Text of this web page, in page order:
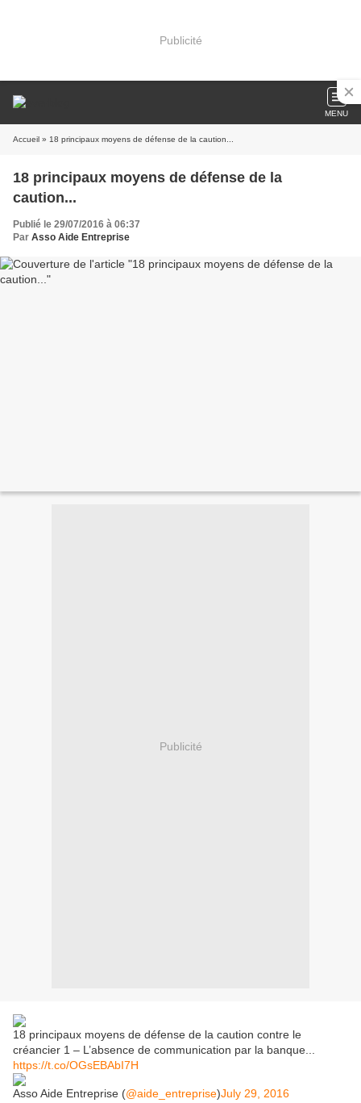
Publicité
MENU
Accueil » 18 principaux moyens de défense de la caution...
18 principaux moyens de défense de la
caution...
Publié le 29/07/2016 à 06:37
Par Asso Aide Entreprise
Publicité
18 principaux moyens de défense de la caution contre le
créancier 1 – L’absence de communication par la banque...
https://t.co/OGsEBAbI7H
Asso Aide Entreprise (@aide_entreprise)July 29, 2016